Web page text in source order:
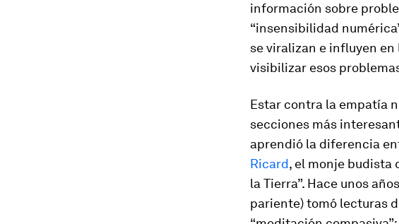
información sobre
“insensibilidad
se viralizan e influyen
visibilizar esos
Estar contra la empatía
secciones más
aprendió la diferencia
Ricard, el monje budista
la Tierra”. Hace unos
pariente) tomó lecturas